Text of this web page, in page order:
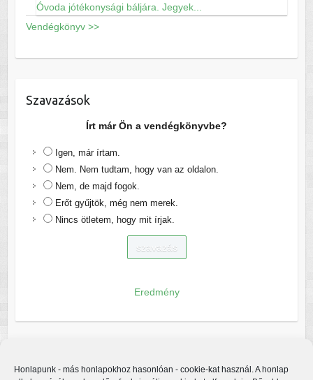
Honlapunk - más honlapokhoz hasonlóan - cookie-kat használ. A honlap
Óvoda jótékonysági báljára. Jegyek...
Vendégkönyv >>
Szavazások
Írt már Ön a vendégkönyvbe?
Igen, már írtam.
Nem. Nem tudtam, hogy van az oldalon.
Nem, de majd fogok.
Erőt gyűjtök, még nem merek.
Nincs ötletem, hogy mit írjak.
Eredmény